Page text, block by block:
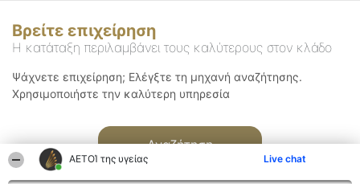
ΑΕΤΟΊ της υγείας Live chat
Βρείτε επιχείρηση
Η κατάταξη περιλαμβάνει τους καλύτερους στον κλάδο
Ψάχνετε επιχείρηση; Ελέγξτε τη μηχανή αναζήτησης.
Χρησιμοποιήστε την καλύτερη υπηρεσία
Αναζήτηση